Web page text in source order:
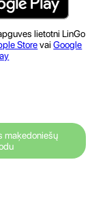
lietotni LinGo
StorevaiGoogle
maķedoniešų